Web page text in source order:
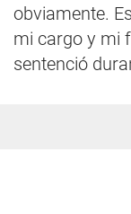
obviamente.
mi cargo y mi
sentenció